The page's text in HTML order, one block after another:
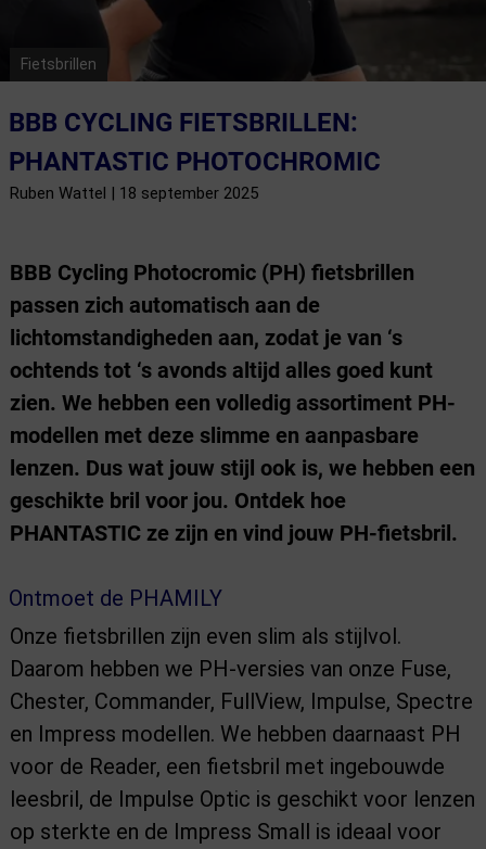
Fietsbrillen
BBB CYCLING FIETSBRILLEN:
PHANTASTIC PHOTOCHROMIC
Ruben Wattel | 18 september 2025
BBB Cycling Photocromic (PH) fietsbrillen
passen zich automatisch aan de
lichtomstandigheden aan, zodat je van ‘s
ochtends tot ‘s avonds altijd alles goed kunt
zien. We hebben een volledig assortiment PH-
modellen met deze slimme en aanpasbare
lenzen. Dus wat jouw stijl ook is, we hebben een
geschikte bril voor jou. Ontdek hoe
PHANTASTIC ze zijn en vind jouw PH-fietsbril.
Ontmoet de PHAMILY
Onze fietsbrillen zijn even slim als stijlvol.
Daarom hebben we PH-versies van onze Fuse,
Chester, Commander, FullView, Impulse, Spectre
en Impress modellen. We hebben daarnaast PH
voor de Reader, een fietsbril met ingebouwde
leesbril, de Impulse Optic is geschikt voor lenzen
op sterkte en de Impress Small is ideaal voor